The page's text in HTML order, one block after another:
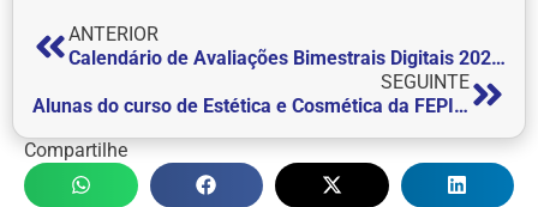
ANTERIOR
Calendário de Avaliações Bimestrais Digitais 2023_1
SEGUINTE
Alunas do curso de Estética e Cosmética da FEPI abrilhantaram evento em comemoração ao Dia Internacional da Mulher da Unidade Básica de Saúde de Wenceslau Braz
Compartilhe